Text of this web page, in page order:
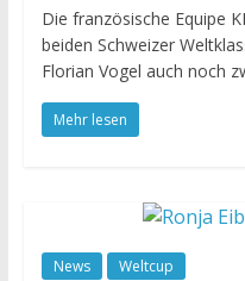
Die französische Equipe
beiden Schweizer
Florian Vogel auch noch
Mehr lesen
News Weltcup